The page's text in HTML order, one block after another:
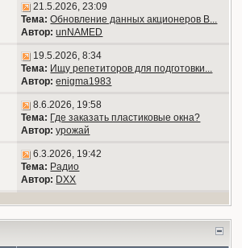
21.5.2026, 23:09
Тема: Обновление данных акционеров В...
Автор: unNAMED
19.5.2026, 8:34
Тема: Ищу репетиторов для подготовки...
Автор: enigma1983
8.6.2026, 19:58
Тема: Где заказать пластиковые окна?
Автор: урожай
6.3.2026, 19:42
Тема: Радио
Автор: DXX